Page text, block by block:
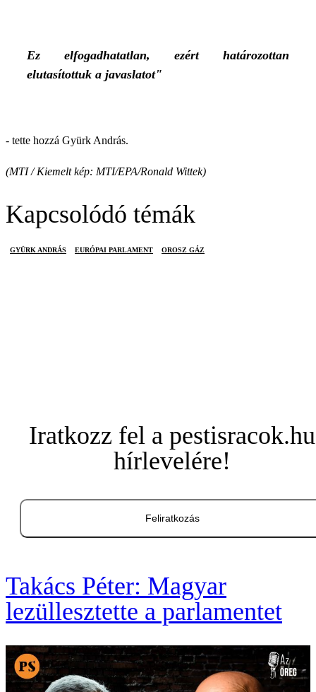
Ez elfogadhatatlan, ezért határozottan
elutasítottuk a javaslatot"
- tette hozzá Gyürk András.
(MTI / Kiemelt kép: MTI/EPA/Ronald Wittek)
Kapcsolódó témák
GYÜRK ANDRÁS EURÓPAI PARLAMENT OROSZ GÁZ
Iratkozz fel a pestisracok.hu
hírlevelére!
Feliratkozás
Takács Péter: Magyar
lezüllesztette a parlamentet